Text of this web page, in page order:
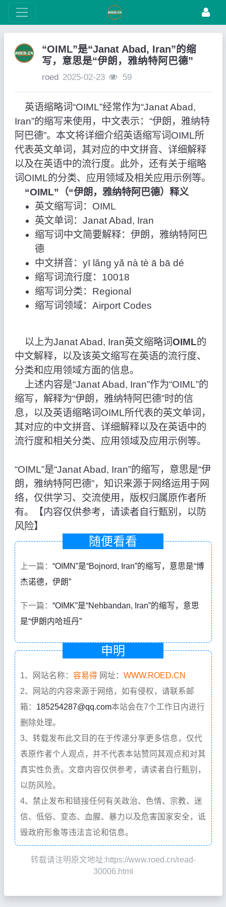
“OIML”是“Janat Abad, Iran”的缩
写，意思是“伊朗，雅纳特阿巴德”
roed 2025-02-23 59
英语缩略词“OIML”经常作为“Janat Abad,
Iran”的缩写来使用，中文表示：“伊朗，雅纳特
阿巴德”。本文将详细介绍英语缩写词OIML所
代表英文单词，其对应的中文拼音、详细解释
以及在英语中的流行度。此外，还有关于缩略
词OIML的分类、应用领域及相关应用示例等。
“OIML”（“伊朗，雅纳特阿巴德）释义
英文缩写词：OIML
英文单词：Janat Abad, Iran
缩写词中文简要解释：伊朗，雅纳特阿巴
德
中文拼音：yī lǎng yǎ nà tè ā bā dé
缩写词流行度：10018
缩写词分类：Regional
缩写词领域：Airport Codes
以上为Janat Abad, Iran英文缩略词OIML的
中文解释，以及该英文缩写在英语的流行度、
分类和应用领域方面的信息。
上述内容是“Janat Abad, Iran”作为“OIML”的
缩写，解释为“伊朗，雅纳特阿巴德”时的信
息，以及英语缩略词OIML所代表的英文单词，
其对应的中文拼音、详细解释以及在英语中的
流行度和相关分类、应用领域及应用示例等。
“OIML”是“Janat Abad, Iran”的缩写，意思是“伊
朗，雅纳特阿巴德”，知识来源于网络运用于网
络，仅供学习、交流使用，版权归属原作者所
有。【内容仅供参考，请读者自行甄别，以防
风险】
随便看看
上一篇： “OIMN”是“Bojnord, Iran”的缩写，意思是“博
杰诺德，伊朗”
下一篇： “OIMK”是“Nehbandan, Iran”的缩写，意思
是“伊朗内哈班丹”
申明
1、网站名称： 容易得 网址： WWW.ROED.CN
2、网站的内容来源于网络，如有侵权，请联系邮
箱： 185254287@qq.com本站会在7个工作日内进行
删除处理。
3、转载发布此文目的在于传递分享更多信息，仅代
表原作者个人观点，并不代表本站赞同其观点和对其
真实性负责。文章内容仅供参考，请读者自行甄别，
以防风险。
4、禁止发布和链接任何有关政治、色情、宗教、迷
信、低俗、变态、血腥、暴力以及危害国家安全，诋
毁政府形象等违法言论和信息。
转载请注明原文地址:https://www.roed.cn/read-
30006.html